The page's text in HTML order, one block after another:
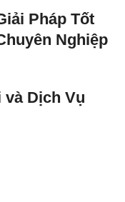
Pháp Tốt
Nghiệp
Dịch Vụ